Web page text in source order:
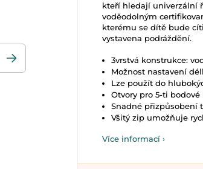
kteří hledají univerzální
voděodolným
kterému se dítě bude
vystavena podráždění.
3vrstvá konstrukce:
Možnost nastavení
Lze použít do
Otvory pro 5-ti
Snadné přizpůsobení
Všitý zip umožňuje
Více informací ›